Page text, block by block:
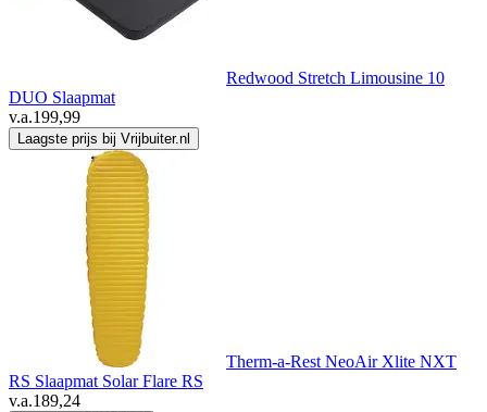
Redwood Stretch Limousine 10
DUO Slaapmat
v.a.199,99
Laagste prijs bij Vrijbuiter.nl
Therm-a-Rest NeoAir Xlite NXT
RS Slaapmat Solar Flare RS
v.a.189,24